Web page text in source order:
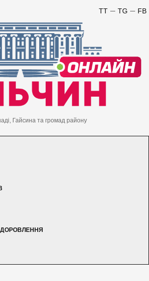
FB
TG
TT
Гайсина та громад району